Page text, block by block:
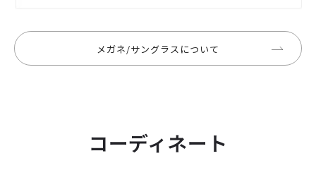
メガネ/サングラスについて
コーディネート